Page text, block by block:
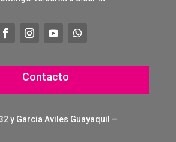
Contacto
y Garcia Aviles Guayaquil –